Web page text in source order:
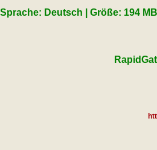
Sprache: Deutsch | Größe: 194